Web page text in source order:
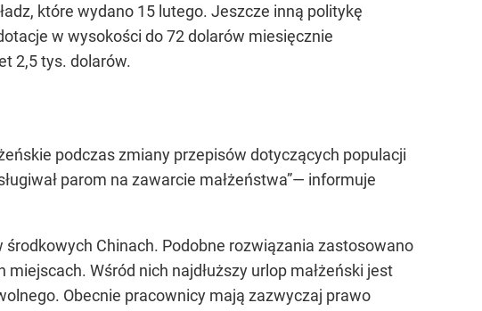
które wydano 15 lutego. Jeszcze inną politykę
w wysokości do 72 dolarów miesięcznie
2,5 tys. dolarów.
podczas zmiany przepisów dotyczących populacji
parom na zawarcie małżeństwa”— informuje
Chinach. Podobne rozwiązania zastosowano
Wśród nich najdłuższy urlop małżeński jest
Obecnie pracownicy mają zazwyczaj prawo